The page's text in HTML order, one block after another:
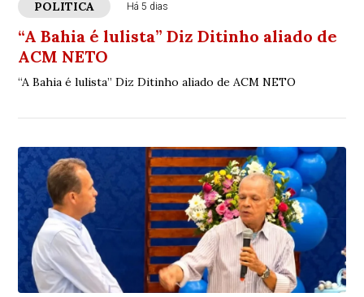
POLITICA Há 5 dias
“A Bahia é lulista” Diz Ditinho aliado de
ACM NETO
“A Bahia é lulista” Diz Ditinho aliado de ACM NETO